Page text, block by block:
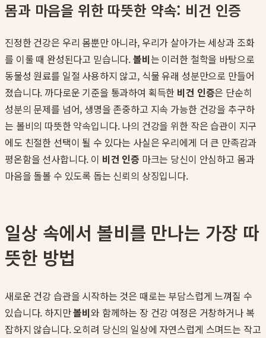
몸과 마음을 위한 따뜻한 약속: 비건 인증
진정한 건강은 우리 몸뿐만 아니라, 우리가 살아가는 세상과 조화
를 이룰 때 완성된다고 믿습니다.볼비는 이러한 철학을 바탕으로
동물성 원료를 일절 사용하지 않고, 식물 유래 성분만으로 만들어
졌습니다. 까다로운 기준을 통과하여 획득한 비건 인증은 단순히
성분의 문제를 넘어, 생명을 존중하고 지속 가능한 건강을 추구하
는 볼비의 따뜻한 약속입니다. 나의 건강을 위한 작은 습관이 지구
에도 친절한 선택이 될 수 있다는 사실은 우리에게 더 큰 만족감과
평온함을 선사합니다. 이 비건 인증 마크는 당신이 안심하고 몸과
마음을 돌볼 수 있도록 돕는 신뢰의 상징입니다.
일상 속에서 볼비를 만나는 가장 따
뜻한 방법
새로운 건강 습관을 시작하는 것은 때로는 부담스럽게 느껴질 수
있습니다. 하지만볼비와 함께하는 장 건강 여정은 거창하거나 복
잡하지 않습니다. 오히려 당신의 일상에 자연스럽게 스며드는 작고